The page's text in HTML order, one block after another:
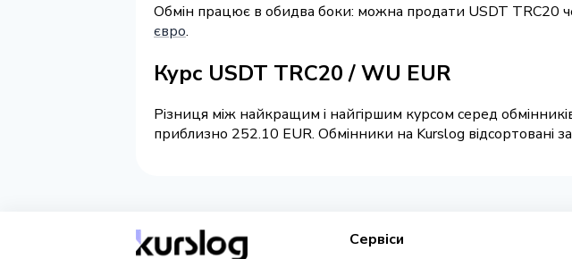
Обмін працює в обидва боки: можна продати USDT TRC20
євро.
Курс USDT TRC20 / WU EUR
Різниця між найкращим і найгіршим курсом серед
приблизно 252.10 EUR. Обмінники на Kurslog відсортовані
Сервіси